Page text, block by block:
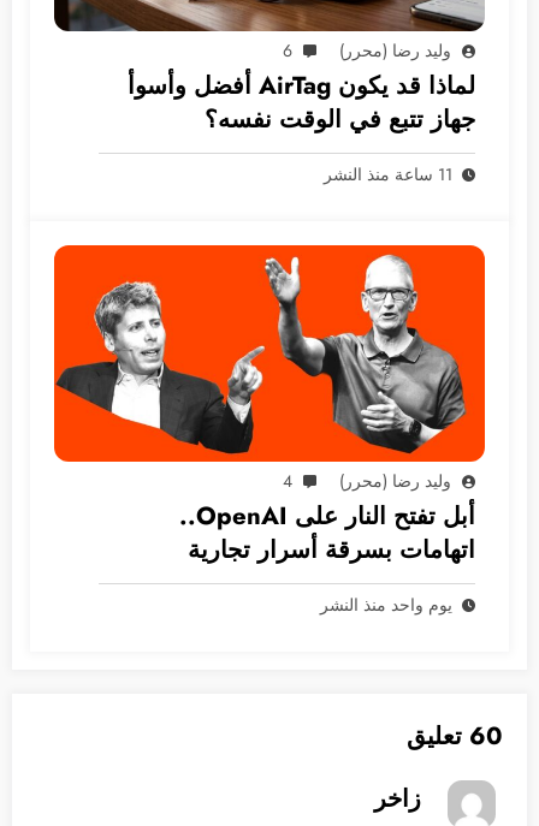
وليد رضا (محرر) 6
لماذا قد يكون AirTag أفضل وأسوأ
جهاز تتبع في الوقت نفسه؟
11 ساعة منذ النشر
وليد رضا (محرر) 4
أبل تفتح النار على OpenAI..
اتهامات بسرقة أسرار تجارية
يوم واحد منذ النشر
60 تعليق
زاخر